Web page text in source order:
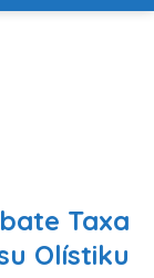
Taxa
Olístiku